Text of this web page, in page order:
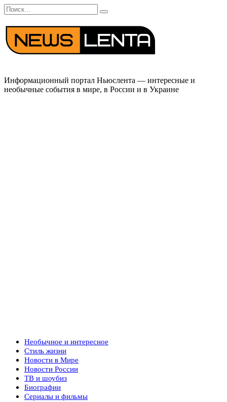
Перейти
к
содержанию
Search
for:
Информационный портал Ньюслента — интересные и
необычные события в мире, в России и в Украине
Необычное и интересное
Стиль жизни
Новости в Мире
Новости России
ТВ и шоубиз
Биографии
Сериалы и фильмы